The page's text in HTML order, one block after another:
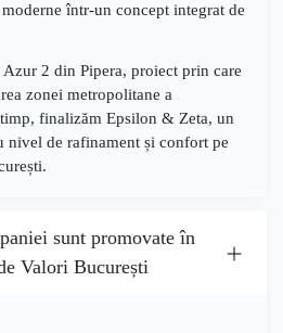
într-un concept integrat de
Azur 2 din Pipera, proiect prin care
zonei metropolitane a
finalizăm Epsilon & Zeta, un
nivel de rafinament și confort pe
sunt promovate în
Valori București